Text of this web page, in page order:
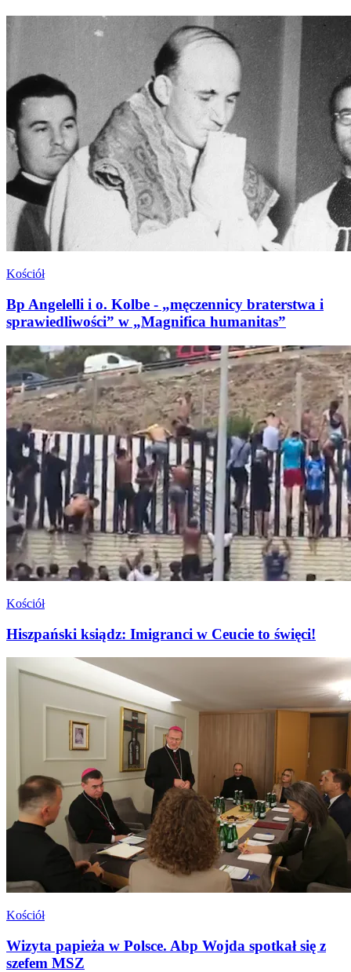
Kościół
Bp Angelelli i o. Kolbe - „męczennicy braterstwa i
sprawiedliwości” w „Magnifica humanitas”
Kościół
Hiszpański ksiądz: Imigranci w Ceucie to święci!
Kościół
Wizyta papieża w Polsce. Abp Wojda spotkał się z
szefem MSZ